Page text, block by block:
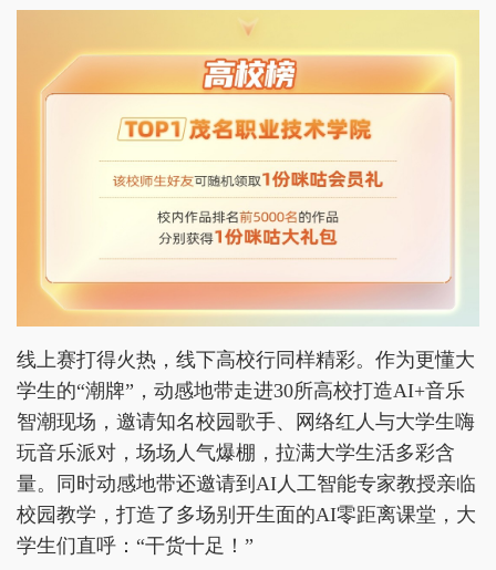
线上赛打得火热，线下高校行同样精彩。作为更懂大
学生的“潮牌”，动感地带走进30所高校打造AI+音乐
智潮现场，邀请知名校园歌手、网络红人与大学生嗨
玩音乐派对，场场人气爆棚，拉满大学生活多彩含
量。同时动感地带还邀请到AI人工智能专家教授亲临
校园教学，打造了多场别开生面的AI零距离课堂，大
学生们直呼：“干货十足！”